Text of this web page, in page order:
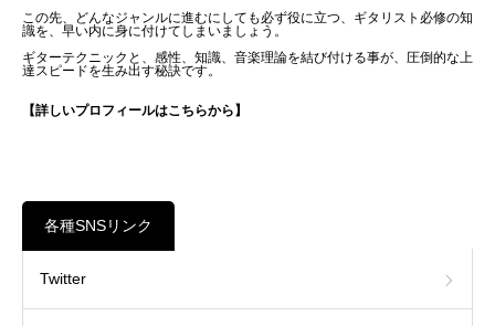
この先、どんなジャンルに進むにしても必ず役に立つ、ギタリスト必修の知
識を、早い内に身に付けてしまいましょう。
ギターテクニックと、感性、知識、音楽理論を結び付ける事が、圧倒的な上
達スピードを生み出す秘訣です。
【詳しいプロフィールはこちらから】
各種SNSリンク
Twitter